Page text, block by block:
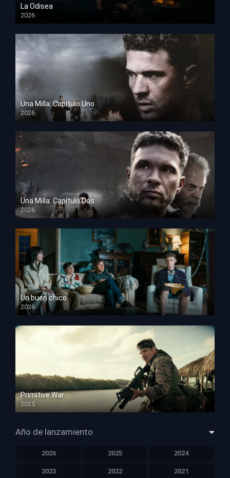
La Odisea
2026
TS Screener
Una Milla: Capítulo Uno
2026
HD 1080p
Una Milla: Capítulo Dos
2026
HD 1080p
Un buen chico
2026
HD 1080p
Primitive War
2025
HD 1080p
Año de lanzamiento
2026 2025 2024
2023 2022 2021